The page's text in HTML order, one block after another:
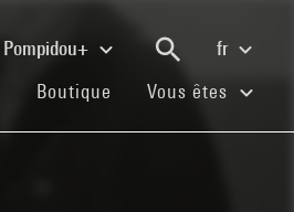
Pompidou+
fr
(current)
Boutique (current)
Vous êtes